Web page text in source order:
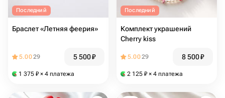
Последний
Браслет «Летняя феерия»
5.0029 5 500₽
1 375 ₽ × 4 платежа
Последний
Комплект украшений
Cherry kiss
5.0029 8 500₽
2 125 ₽ × 4 платежа